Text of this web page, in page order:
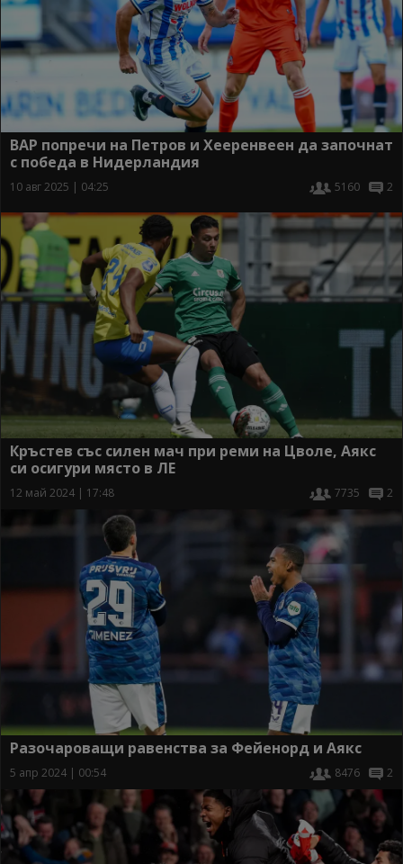
ВАР попречи на Петров и Хееренвеен да започнат
с победа в Нидерландия
10 авг 2025 | 04:25 5160 2
Кръстев със силен мач при реми на Цволе, Аякс
си осигури място в ЛЕ
12 май 2024 | 17:48 7735 2
Разочароващи равенства за Фейенорд и Аякс
5 апр 2024 | 00:54 8476 2